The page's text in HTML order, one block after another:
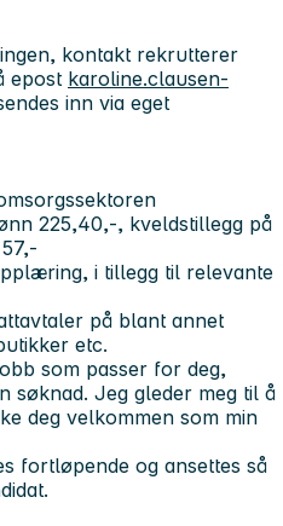
kontakt rekrutterer
epost karoline.clausen-
inn via eget
225,40,-, kveldstillegg på
i tillegg til relevante
på blant annet
etc.
som passer for deg,
søknad. Jeg gleder meg til å
deg velkommen som min
fortløpende og ansettes så